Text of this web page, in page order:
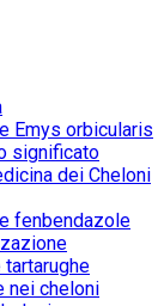
Emys orbicularis
significato
dei Cheloni
fenbendazole
nei cheloni